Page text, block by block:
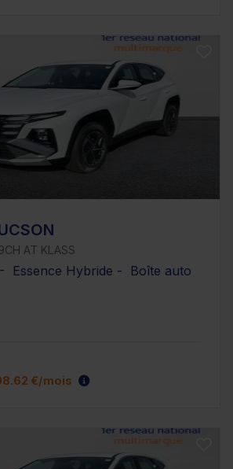
AT KLASS
Essence Hybride - Boîte auto
€/mois